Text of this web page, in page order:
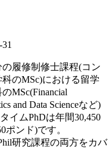
履修制修士課程(コン
のMSc)における留学
MSc(Financial
and Data Scienceなど)
イムPhDは年間30,450
ポンド)です。
研究課程の両方をカバ